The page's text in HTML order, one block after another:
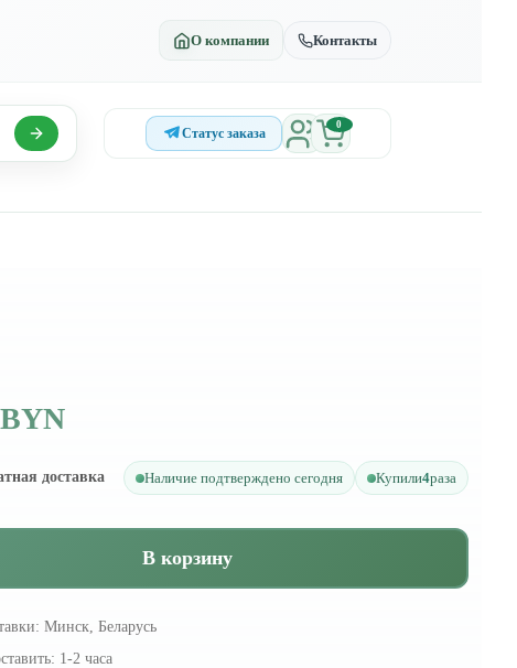
О компании Контакты
Статус заказа
0
доставка Наличие подтверждено сегодня Купили4раза
В корзину
Минск, Беларусь
1-2 часа